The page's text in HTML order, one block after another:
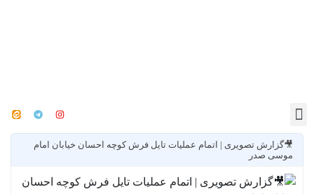
🎥گزارش تصویری | اتمام عملیات تایل فرش کوچه احسان خیابان امام
موسی صدر